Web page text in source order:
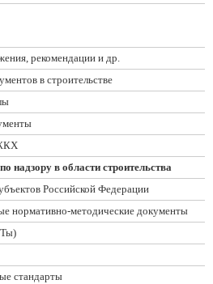
рекомендации и др.
в строительстве
надзору в области строительства
Российской Федерации
нормативно-методические документы
стандарты